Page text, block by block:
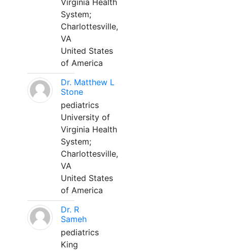
Virginia Health
System;
Charlottesville,
VA
United States
of America
Dr. Matthew L
Stone
pediatrics
University of
Virginia Health
System;
Charlottesville,
VA
United States
of America
Dr. R
Sameh
pediatrics
King